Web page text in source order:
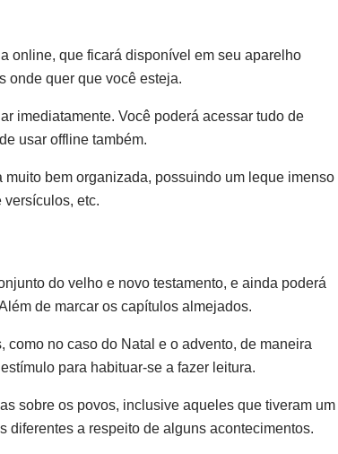
online, que ficará disponível em seu aparelho
onde quer que você esteja.
imediatamente. Você poderá acessar tudo de
usar offline também.
bem organizada, possuindo um leque imenso
versículos, etc.
do velho e novo testamento, e ainda poderá
de marcar os capítulos almejados.
no caso do Natal e o advento, de maneira
para habituar-se a fazer leitura.
sobre os povos, inclusive aqueles que tiveram um
diferentes a respeito de alguns acontecimentos.